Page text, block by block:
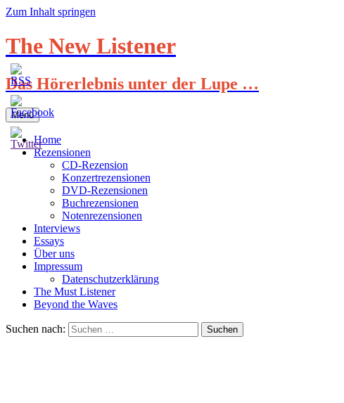
Zum Inhalt springen
The New Listener
Das Hörerlebnis unter der Lupe …
Menü
Home
Rezensionen
CD-Rezension
Konzertrezensionen
DVD-Rezensionen
Buchrezensionen
Notenrezensionen
Interviews
Essays
Über uns
Impressum
Datenschutzerklärung
The Must Listener
Beyond the Waves
Suchen nach: